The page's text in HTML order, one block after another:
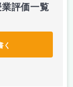
業評価一覧
く